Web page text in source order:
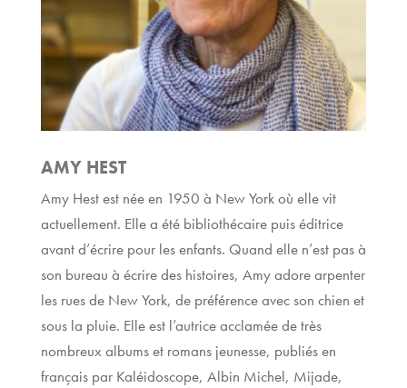
AMY HEST
Amy Hest est née en 1950 à New York où elle vit
actuellement. Elle a été bibliothécaire puis éditrice
avant d’écrire pour les enfants. Quand elle n’est pas à
son bureau à écrire des histoires, Amy adore arpenter
les rues de New York, de préférence avec son chien et
sous la pluie. Elle est l’autrice acclamée de très
nombreux albums et romans jeunesse, publiés en
français par Kaléidoscope, Albin Michel, Mijade,